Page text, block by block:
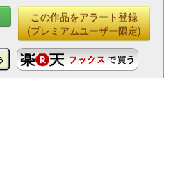
この作品をアラート登録
(プレミアムユーザー限定)